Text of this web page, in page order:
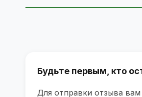
Будьте первым, кто
Для отправки отзыва